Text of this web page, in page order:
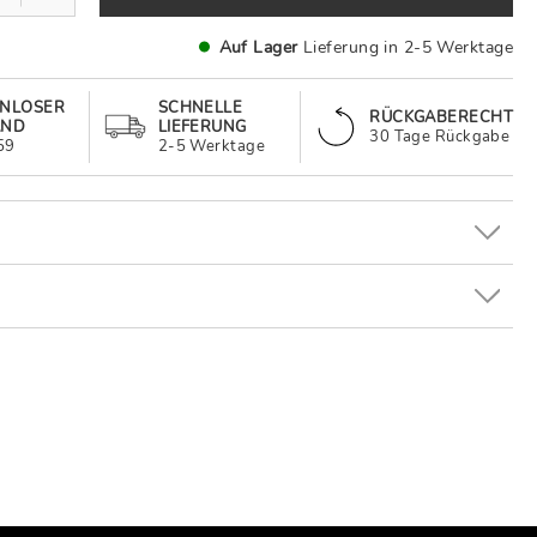
Auf Lager Lieferung in 2-5 Werktage
SCHNELLE
LIEFERUNG
2-5 Werktage
RÜCKGABERECHT
30 Tage Rückgabe